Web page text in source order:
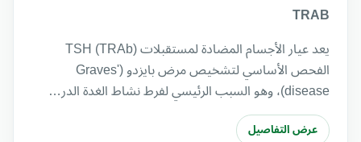
TRAB
يعد عيار الأجسام المضادة لمستقبلات TSH (TRAb)
الفحص الأساسي لتشخيص مرض بايزدو (Graves'
disease)، وهو السبب الرئيسي لفرط نشاط الغدة الدر…
عرض التفاصيل